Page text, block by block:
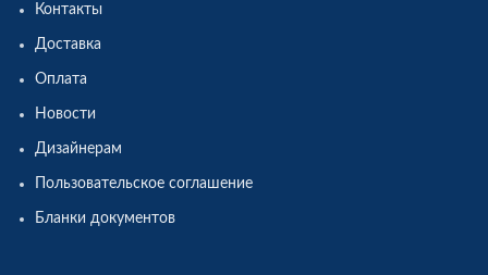
Контакты
Доставка
Оплата
Новости
Дизайнерам
Пользовательское соглашение
Бланки документов